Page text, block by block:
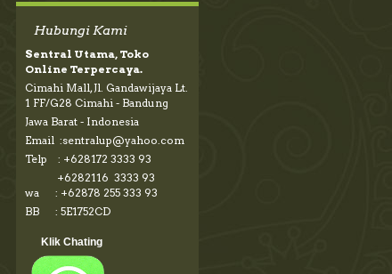
Hubungi Kami
Sentral Utama, Toko
Online Terpercaya.
Cimahi Mall, Jl. Gandawijaya Lt.
1 FF/G28 Cimahi - Bandung
Jawa Barat - Indonesia
Email :sentralup@yahoo.com
Telp : +628172 3333 93
+6282116 3333 93
wa : +62878 255 333 93
BB : 5E1752CD
Klik Chating